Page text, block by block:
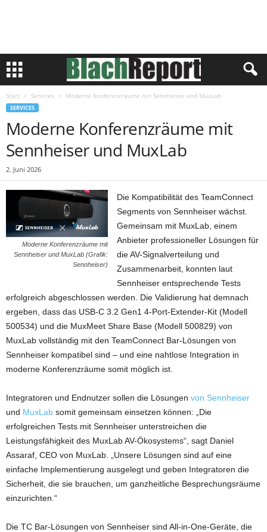
Start Services Moderne Konferenzräume mit Sennheiser und MuxLab
SERVICES
Moderne Konferenzräume mit
Sennheiser und MuxLab
2. Juni 2026
Moderne Konferenzräume mit
Sennheiser und MuxLab (Grafik:
Sennheiser)
Die Kompatibilität des TeamConnect
Segments von Sennheiser wächst.
Gemeinsam mit MuxLab, einem
Anbieter professioneller Lösungen für
die AV-Signalverteilung und
Zusammenarbeit, konnten laut
Sennheiser entsprechende Tests
erfolgreich abgeschlossen werden. Die Validierung hat demnach
ergeben, dass das USB-C 3.2 Gen1 4-Port-Extender-Kit (Modell
500534) und die MuxMeet Share Base (Modell 500829) von
MuxLab vollständig mit den TeamConnect Bar-Lösungen von
Sennheiser kompatibel sind – und eine nahtlose Integration in
moderne Konferenzräume somit möglich ist.
Integratoren und Endnutzer sollen die Lösungen von Sennheiser
und MuxLab somit gemeinsam einsetzen können: „Die
erfolgreichen Tests mit Sennheiser unterstreichen die
Leistungsfähigkeit des MuxLab AV-Ökosystems“, sagt Daniel
Assaraf, CEO von MuxLab. „Unsere Lösungen sind auf eine
einfache Implementierung ausgelegt und geben Integratoren die
Sicherheit, die sie brauchen, um ganzheitliche Besprechungsräume
einzurichten.“
Die TC Bar-Lösungen von Sennheiser sind All-in-One-Geräte, die